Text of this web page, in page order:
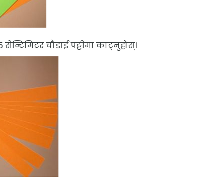
चौडाई पट्टीमा काट्नुहोस्।